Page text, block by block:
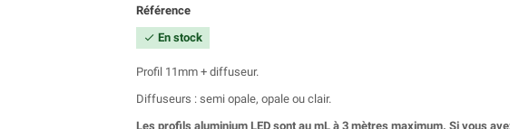
Référence
 En stock
Profil 11mm + diffuseur.
Diffuseurs : semi opale, opale ou clair.
Les profils aluminium LED sont au mL à 3 mètres maximum. Si vous